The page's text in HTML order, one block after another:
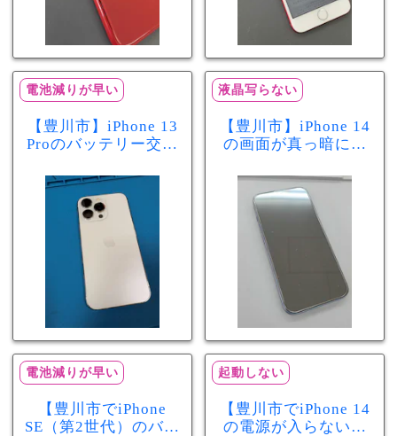
電池減りが早い
【豊川市】iPhone 13
Proのバッテリー交換
が早い症状も当日90
分で改善
液晶写らない
【豊川市】iPhone 14
の画面が真っ暗に…
修理！データそのま
まで復旧しました
電池減りが早い
【豊川市でiPhone
SE（第2世代）のバッ
起動しない
【豊川市でiPhone 14
の電源が入らない修